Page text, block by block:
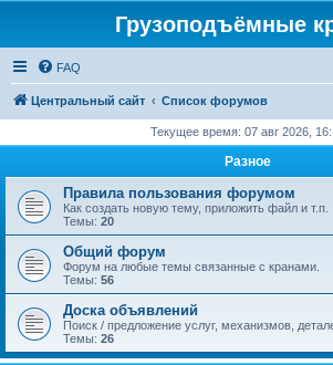
Грузоподъёмные
FAQ
Центральный сайт Список форумов
Текущее время: 07 авг 2026,
Разное
Правила пользования форумом
Как создать новую тему, приложить файл и т.п.
Темы: 20
Общий форум
Форум на любые темы связанные с кранами.
Темы: 56
Доска объявлений
Поиск / предложение услуг, механизмов,
Темы: 26